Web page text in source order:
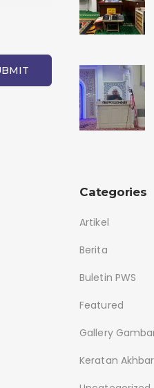
Categories
Artikel
Berita
Buletin PWS
Featured
Gallery
Keratan Akhbar